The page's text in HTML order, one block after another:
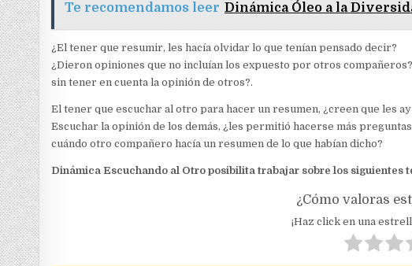
Te recomendamos leer Dinámica Óleo a la
¿El tener que resumir, les hacía olvidar lo que tenían pensado decir?
¿Dieron opiniones que no incluían los expuesto por otros
sin tener en cuenta la opinión de otros?.
El tener que escuchar al otro para hacer un resumen, ¿creen que les
Escuchar la opinión de los demás, ¿les permitió hacerse más
cuándo otro compañero hacía un resumen de lo que habían dicho?
Dinámica Escuchando al Otro posibilita trabajar sobre los siguientes
¿Cómo valoras
¡Haz click en una